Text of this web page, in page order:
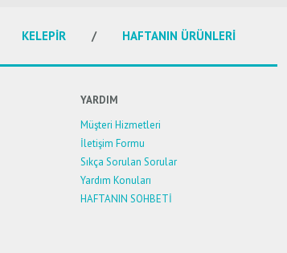
KELEPİR HAFTANIN ÜRÜNLERİ
YARDIM
Müşteri Hizmetleri
İletişim Formu
Sıkça Sorulan Sorular
Yardım Konuları
HAFTANIN SOHBETİ